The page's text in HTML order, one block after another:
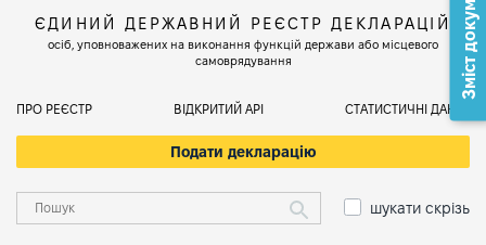
ЄДИНИЙ ДЕРЖАВНИЙ РЕЄСТР ДЕКЛАРАЦІЙ
осіб, уповноважених на виконання функцій держави або місцевого
самоврядування
ПРО РЕЄСТР ВІДКРИТИЙ АРІ СТАТИСТИЧНІ ДАНІ
Подати декларацію
шукати скрізь
Зміст документа